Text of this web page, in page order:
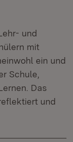
Fenster)
und
mit
ein und
Schule,
Das
und